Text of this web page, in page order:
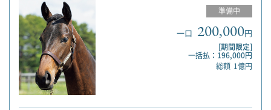
準備中
一口 200,000円
[期間限定]
一括払：196,000円
総額 1億円